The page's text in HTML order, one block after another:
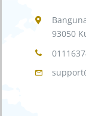
93050